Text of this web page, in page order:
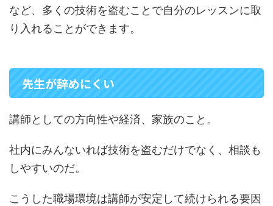
など、多くの技術を盗むことで自分のレッスンに取
り入れることができます。
先生が辞めにくい
講師としての方向性や経済、家族のこと。
社内にみんないれば技術を盗むだけでなく、相談も
しやすいのだ。
こうした職場環境は講師が安定して続けられる要因